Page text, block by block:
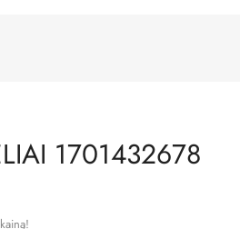
1701432678